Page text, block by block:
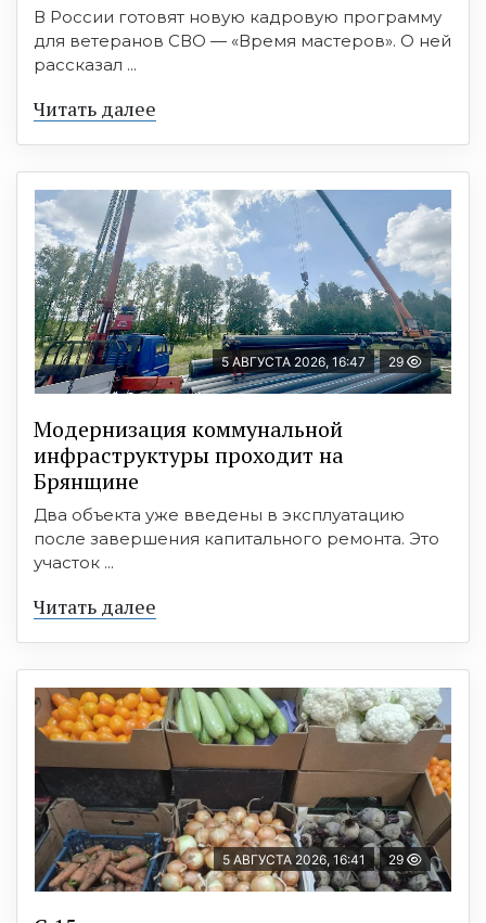
В России готовят новую кадровую программу
для ветеранов СВО — «Время мастеров». О ней
рассказал ...
Читать далее
5 АВГУСТА 2026, 16:47 29
Модернизация коммунальной
инфраструктуры проходит на
Брянщине
Два объекта уже введены в эксплуатацию
после завершения капитального ремонта. Это
участок ...
Читать далее
5 АВГУСТА 2026, 16:41 29